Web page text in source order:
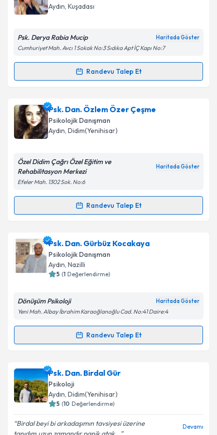
takvim hazırlandığında e-posta ile bilgilendireceğiz.
Kişisel verilerimin işlenmesine ilişkin
Metni'ni okudum ve kişisel verilerimin belirtilen
Takvim Talebini Gönder
Aydın, Kuşadası
Psk. Derya Rabia Mucip Haritada Göster
Cumhuriyet Mah. Avcı 1 Sokak No:3 Sıdıka Apt İÇ Kapı No:7
Randevu Talep Et
Randevu Takvimi Talebi
Psk. Derya Rabia Mucipiçin randevu takvimi talebi
oluşturun. Size bu uzmandan randevu almanız için bir
takvim hazırlandığında e-posta ile bilgilendireceğiz.
Kişisel verilerimin işlenmesine ilişkinAydınlatma
'ni okudum ve kişisel verilerimin belirtilen
kapsamda işlenmesini kabul ediyorum.
Takvim Talebini Gönder
Psk. Dan. Özlem Özer Çeşme
Psikolojik Danışman
Aydın, Didim(Yenihisar)
Özel Didim Çağrı Özel Eğitim ve
Rehabilitasyon Merkezi
Haritada Göster
Efeler Mah. 1302 Sok. No:6
Randevu Talep Et
Randevu Takvimi Talebi
Psk. Dan. Özlem Özer Çeşmeiçin randevu takvimi
talebi oluşturun. Size bu uzmandan randevu almanız
için bir takvim hazırlandığında e-posta ile
bilgilendireceğiz.
Kişisel verilerimin işlenmesine ilişkin
Takvim Talebini Gönder
Psk. Dan. Gürbüz Kocakaya
Psikolojik Danışman
Aydın, Nazilli
5 (1 Değerlendirme)
Dönüşüm Psikoloji Haritada Göster
Yeni Mah. Albay İbrahim Karaoğlanoğlu Cad. No:41 Daire:4
Randevu Talep Et
Randevu Takvimi Talebi
Psk. Dan. Gürbüz Kocakaya
talebi oluşturun. Size bu uzmandan randevu almanız
için bir takvim hazırlandığında e-posta ile
bilgilendireceğiz.
E-posta Adresiniz
Psk. Dan. Birdal Gür
Psikoloji
Aydın, Didim(Yenihisar)
5 (10 Değerlendirme)
Birdal beyi bi arkadaşımın tavsiyesi üzerine
Devamı